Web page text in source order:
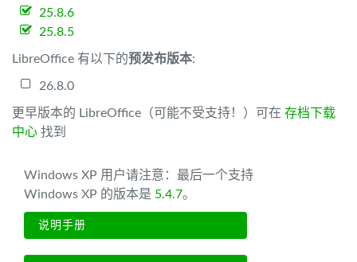
25.8.6
25.8.5
LibreOffice 有以下的预发布版本:
26.8.0
更早版本的 LibreOffice（可能不受支持！）可在 存档下载
中心 找到
Windows XP 用户请注意：最后一个支持
Windows XP 的版本是 5.4.7。
说明手册